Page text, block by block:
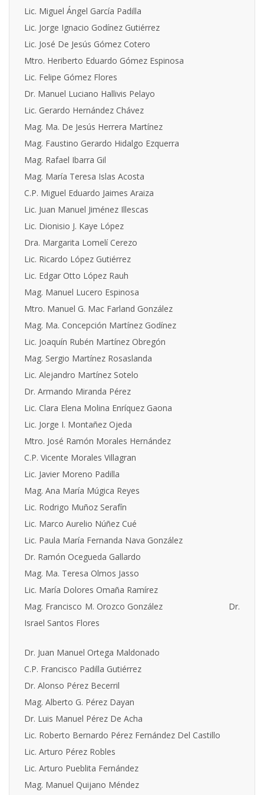
Lic. Miguel Ángel García Padilla
Lic. Jorge Ignacio Godínez Gutiérrez
Lic. José De Jesús Gómez Cotero
Mtro. Heriberto Eduardo Gómez Espinosa
Lic. Felipe Gómez Flores
Dr. Manuel Luciano Hallivis Pelayo
Lic. Gerardo Hernández Chávez
Mag. Ma. De Jesús Herrera Martínez
Mag. Faustino Gerardo Hidalgo Ezquerra
Mag. Rafael Ibarra Gil
Mag. María Teresa Islas Acosta
C.P. Miguel Eduardo Jaimes Araiza
Lic. Juan Manuel Jiménez Illescas
Lic. Dionisio J. Kaye López
Dra. Margarita Lomelí Cerezo
Lic. Ricardo López Gutiérrez
Lic. Edgar Otto López Rauh
Mag. Manuel Lucero Espinosa
Mtro. Manuel G. Mac Farland González
Mag. Ma. Concepción Martínez Godínez
Lic. Joaquín Rubén Martínez Obregón
Mag. Sergio Martínez Rosaslanda
Lic. Alejandro Martínez Sotelo
Dr. Armando Miranda Pérez
Lic. Clara Elena Molina Enríquez Gaona
Lic. Jorge I. Montañez Ojeda
Mtro. José Ramón Morales Hernández
C.P. Vicente Morales Villagran
Lic. Javier Moreno Padilla
Mag. Ana María Múgica Reyes
Lic. Rodrigo Muñoz Serafín
Lic. Marco Aurelio Núñez Cué
Lic. Paula María Fernanda Nava González
Dr. Ramón Ocegueda Gallardo
Mag. Ma. Teresa Olmos Jasso
Lic. María Dolores Omaña Ramírez
Mag. Francisco M. Orozco González
Dr.
Israel Santos Flores
Dr. Juan Manuel Ortega Maldonado
C.P. Francisco Padilla Gutiérrez
Dr. Alonso Pérez Becerril
Mag. Alberto G. Pérez Dayan
Dr. Luis Manuel Pérez De Acha
Lic. Roberto Bernardo Pérez Fernández Del Castillo
Lic. Arturo Pérez Robles
Lic. Arturo Pueblita Fernández
Mag. Manuel Quijano Méndez